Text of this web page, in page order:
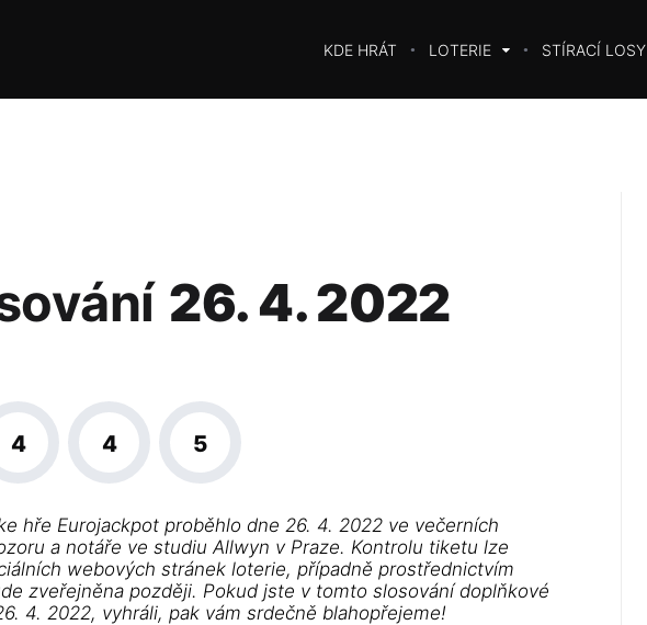
KDE HRÁT LOTERIE STÍRACÍ LOSY
26. 4. 2022
4 4 5
hře Eurojackpot proběhlo dne 26. 4. 2022 ve večerních
a notáře ve studiu Allwyn v Praze. Kontrolu tiketu lze
webových stránek loterie, případně prostřednictvím
zveřejněna později. Pokud jste v tomto slosování doplňkové
4. 2022, vyhráli, pak vám srdečně blahopřejeme!